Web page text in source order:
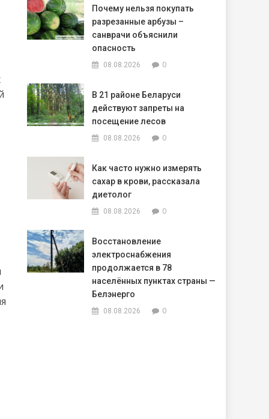
Почему нельзя покупать
разрезанные арбузы –
санврачи объяснили
опасность
08.08.2026 0
В 21 районе Беларуси
действуют запреты на
посещение лесов
08.08.2026 0
Как часто нужно измерять
сахар в крови, рассказала
диетолог
08.08.2026 0
Восстановление
электроснабжения
продолжается в 78
населённых пунктах страны —
Белэнерго
08.08.2026 0